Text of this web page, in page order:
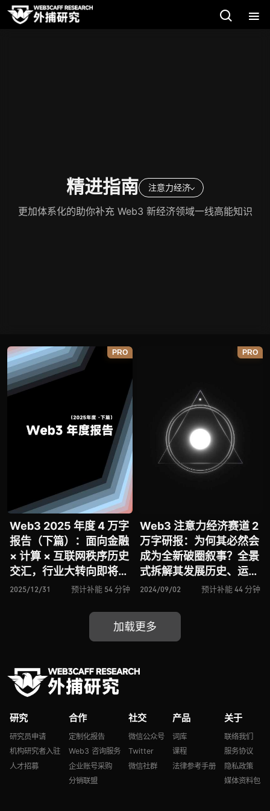
精进指南 注意力经济
更加体系化的助你补充 Web3 新经济领域一线高能知识
PRO
Web3 2025 年度 4 万字
报告（下篇）：面向金融
× 计算 × 互联网秩序历史
交汇，行业大转向即将开
启？全景式拆解其结构变
2025/12/31 预计补能 54 分钟
PRO
Web3 注意力经济赛道 2
万字研报：为何其必然会
成为全新破圈叙事？全景
式拆解其发展历史、运行
机制、发展现状与未来展
2024/09/02 预计补能 44 分钟
加载更多
研究
研究员申请
机构研究者入驻
人才招募
合作
定制化报告
Web3 咨询服务
企业账号采购
分销联盟
社交
微信公众号
Twitter
微信社群
产品
词库
课程
法律参考手册
关于
联络我们
服务协议
隐私政策
媒体资料包